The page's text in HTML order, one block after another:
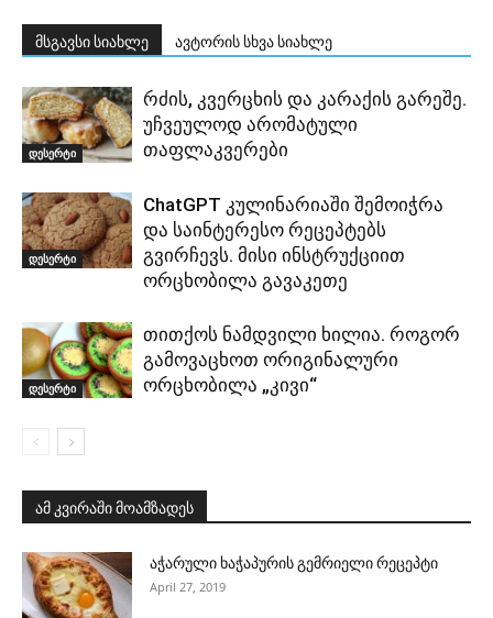
მსგავსი სიახლე ავტორის სხვა სიახლე
დესერტი
რძის, კვერცხის და კარაქის გარეშე.
უჩვეულოდ არომატული
თაფლაკვერები
დესერტი
ChatGPT კულინარიაში შემოიჭრა
და საინტერესო რეცეპტებს
გვირჩევს. მისი ინსტრუქციით
ორცხობილა გავაკეთე
დესერტი
თითქოს ნამდვილი ხილია. როგორ
გამოვაცხოთ ორიგინალური
ორცხობილა „კივი“
ამ კვირაში მოამზადეს
აჭარული ხაჭაპურის გემრიელი რეცეპტი
April 27, 2019